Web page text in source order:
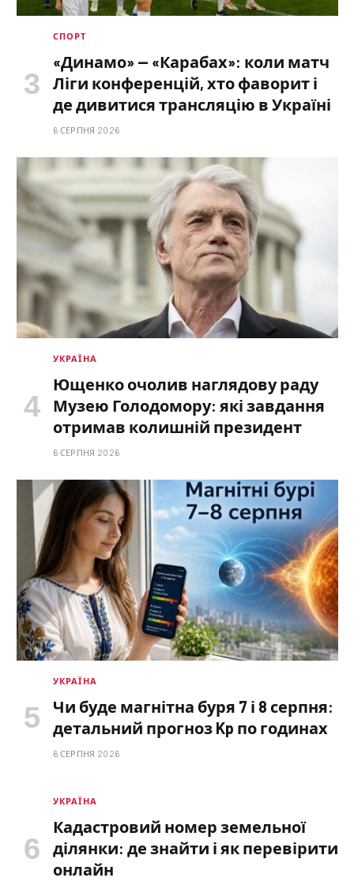
СПОРТ
«Динамо» — «Карабах»: коли матч
Ліги конференцій, хто фаворит і
де дивитися трансляцію в Україні
6 СЕРПНЯ 2026
УКРАЇНА
Ющенко очолив наглядову раду
Музею Голодомору: які завдання
отримав колишній президент
6 СЕРПНЯ 2026
УКРАЇНА
Чи буде магнітна буря 7 і 8 серпня:
детальний прогноз Kp по годинах
6 СЕРПНЯ 2026
УКРАЇНА
Кадастровий номер земельної
ділянки: де знайти і як перевірити
онлайн